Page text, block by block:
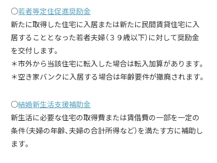
○若者等定住促進奨励金
新たに取得した住宅に入居または新たに民間賃貸住宅に入
居することとなった若者夫婦（３９歳以下）に対して奨励金
を交付します。
＊市外から当該住宅に転入した場合は転入加算があります。
＊空き家バンクに入居する場合は年齢要件が撤廃されます。
○結婚新生活支援補助金
新生活に必要な住宅の取得費または賃借費の一部を一定の
条件（夫婦の年齢、夫婦の合計所得など）を満たす方に補助し
ます。